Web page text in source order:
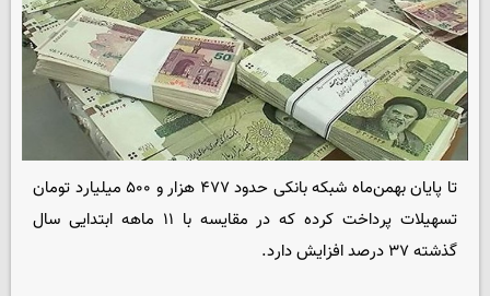
تا پایان بهمن‌ماه شبکه بانکی حدود ۴۷۷ هزار و ۵۰۰ میلیارد تومان
تسهیلات پرداخت کرده که در مقایسه با ۱۱ ماهه ابتدایی سال
گذشته ۳۷ درصد افزایش دارد.